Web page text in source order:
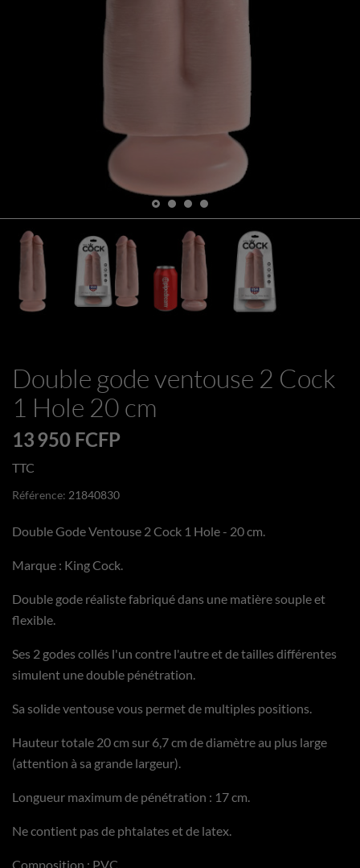
Double gode ventouse 2 Cock
1 Hole 20 cm
13 950 FCFP
TTC
Référence: 21840830
Double Gode Ventouse 2 Cock 1 Hole - 20 cm.
Marque : King Cock.
Double gode réaliste fabriqué dans une matière souple et
flexible.
Ses 2 godes collés l'un contre l'autre et de tailles différentes
simulent une double pénétration.
Sa solide ventouse vous permet de multiples positions.
Hauteur totale 20 cm sur 6,7 cm de diamètre au plus large
(attention à sa grande largeur).
Longueur maximum de pénétration : 17 cm.
Ne contient pas de phtalates et de latex.
Composition : PVC.